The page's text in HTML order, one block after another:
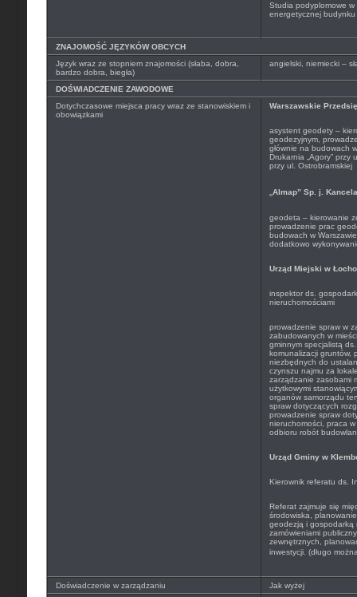
Studia podyplomowe w
energetycznej budynku
ZNAJOMOŚĆ JĘZYKÓW OBCYCH
Język wraz ze stopniem znajomości (słaba, dobra,
bardzo dobra, biegła)
angielski, niemiecki –
DOŚWIADCZENIE ZAWODOWE
Dotychczasowe miejsca pracy wraz ze stanowiskiem i
obowiązkami
Warszawskie
asystent geodety –
geodezyjnym,
głównie na budowach
Drukarnia „Agory” przy
przy ul. Ostrobramskiej
„Almap” Sp. j.
geodeta – kierowanie
prowadzenie prac
budowach w
dodatkowo
Urząd Miejski w
inspektor ds.
nieruchomościami
prowadzenie spraw w
zabudowanych w
gminnym specjalistą
komunalizacji gruntów,
niezbędnych do
czynszu najmu za
zarządzanie zasobami
użytkowymi
organów samorządu
spraw dotyczących
prowadzenie spraw
nieruchomości, praca
odbioru robót
Urząd Gminy w
Kierownik referatu ds.
Referat zajmuje się
środowiska,
geodezją i gospodarką
zamówieniami
zewnętrznych,
inwestycji. (długo
Doświadczenie w zarządzaniu
Jak wyżej